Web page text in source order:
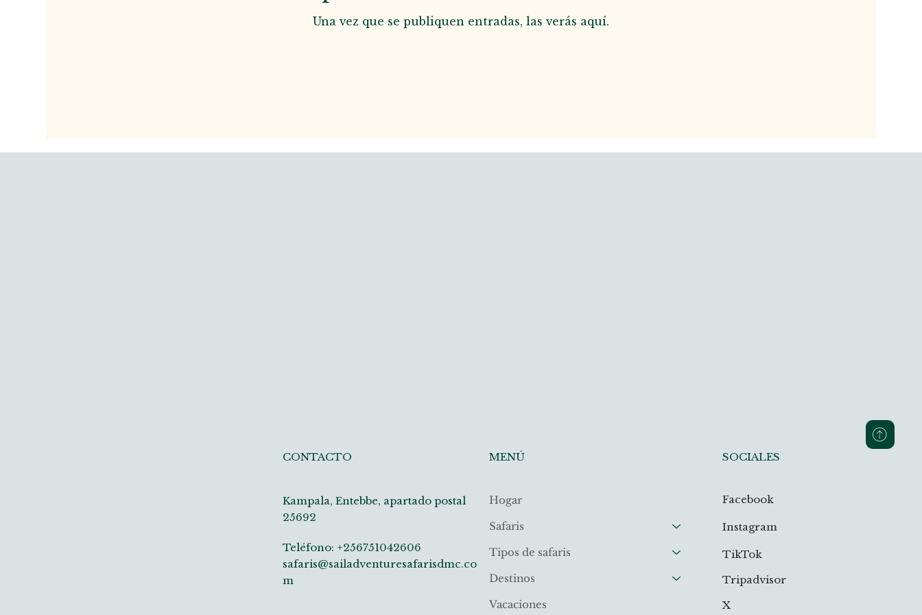
Una vez que se publiquen entradas, las verás aquí.
CONTACTO
Kampala, Entebbe, apartado postal
25692
Teléfono: +256751042606
safaris@sailadventuresafarisdmc.co
m
MENÚ
Hogar
Safaris
Tipos de safaris
Destinos
Vacaciones
SOCIALES
Facebook
Instagram
TikTok
Tripadvisor
X